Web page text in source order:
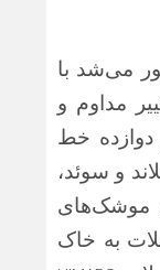
می‌شد با
مداوم و
دوازده خط
و سوئد،
موشک‌های
به خاک